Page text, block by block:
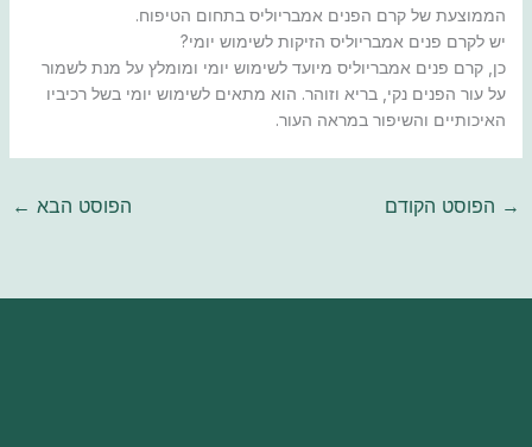
הממוצעת של קרם הפנים אמבריוליס בתחום הטיפוח.
יש לקרם פנים אמבריוליס הזיקות לשימוש יומי?
כן, קרם פנים אמבריוליס מיועד לשימוש יומי ומומלץ על מנת לשמור
על עור הפנים נקי, בריא וזוהר. הוא מתאים לשימוש יומי בשל רכיביו
האיכותיים והשיפור במראה העור.
→ הפוסט הקודם הפוסט הבא ←